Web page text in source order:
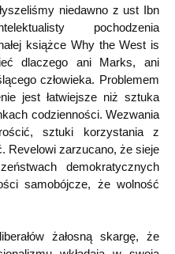
niedawno z ust Ibn
pochodzenia
książce Why the West is
dlaczego ani Marks, ani
człowieka. Problemem
jest łatwiejsze niż sztuka
codzienności. Wezwania
sztuki korzystania z
Revelowi zarzucano, że sieje
demokratycznych
samobójcze, że wolność
żałosną skargę, że